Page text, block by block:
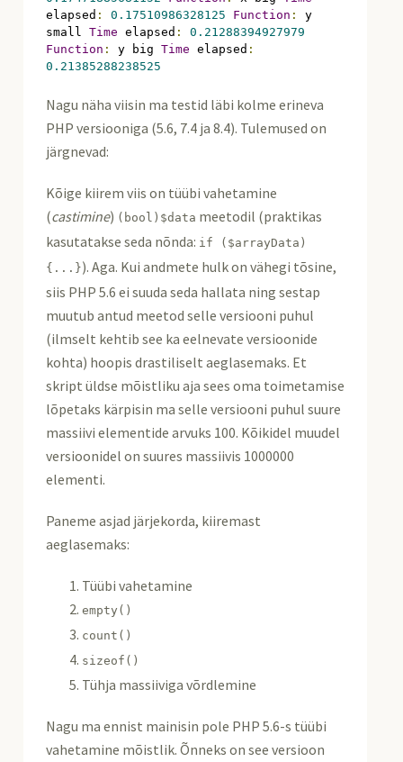
elapsed : 0.17510986328125 Function :
y
small Time elapsed :
0.21288394927979
Function : y big Time elapsed :
0.21385288238525
Nagu näha viisin ma testid läbi kolme erineva
PHP versiooniga (5.6, 7.4 ja 8.4). Tulemused on
järgnevad:
Kõige kiirem viis on tüübi vahetamine
(castimine) ( bool ) $data meetodil (praktikas
kasutatakse seda nõnda: if ( $arrayData )
{...}). Aga. Kui andmete hulk on vähegi tõsine,
siis PHP 5.6 ei suuda seda hallata ning sestap
muutub antud meetod selle versiooni puhul
(ilmselt kehtib see ka eelnevate versioonide
kohta) hoopis drastiliselt aeglasemaks. Et
skript üldse mõistliku aja sees oma toimetamise
lõpetaks kärpisin ma selle versiooni puhul suure
massiivi elementide arvuks 100. Kõikidel muudel
versioonidel on suures massiivis 1000000
elementi.
Paneme asjad järjekorda, kiiremast
aeglasemaks:
Tüübi vahetamine
empty ()
count ()
sizeof ()
Tühja massiiviga võrdlemine
Nagu ma ennist mainisin pole PHP 5.6-s tüübi
vahetamine mõistlik. Õnneks on see versioon